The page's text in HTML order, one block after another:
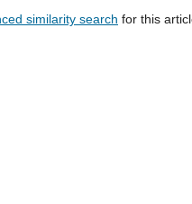
similarity search for this